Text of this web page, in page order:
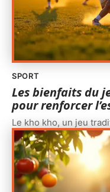
SPORT
Les bienfaits du
pour renforcer
Le kho kho, un jeu